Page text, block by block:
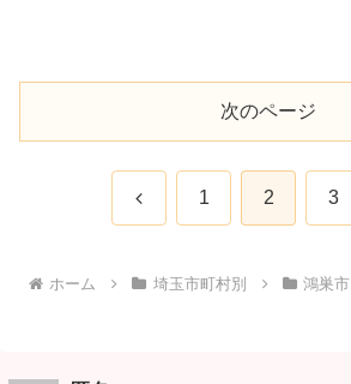
次のページ
前 1 2 3
ホーム 埼玉市町村別 鴻巣市